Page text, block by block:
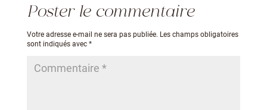
Poster le commentaire
Votre adresse e-mail ne sera pas publiée. Les champs obligatoires
sont indiqués avec *